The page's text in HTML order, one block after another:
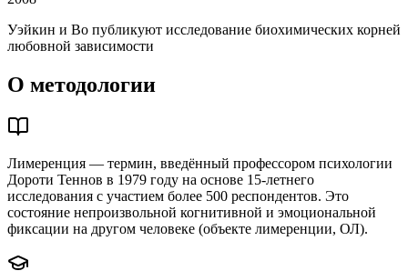
Уэйкин и Во публикуют исследование биохимических корней
любовной зависимости
О методологии
Лимеренция — термин, введённый профессором психологии
Дороти Теннов в 1979 году на основе 15-летнего
исследования с участием более 500 респондентов. Это
состояние непроизвольной когнитивной и эмоциональной
фиксации на другом человеке (объекте лимеренции, ОЛ).